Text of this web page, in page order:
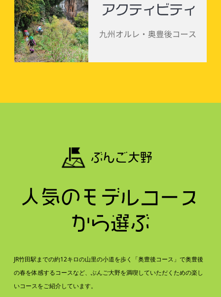
JR竹田駅までの約12キロの山里の小道を歩く「奥豊後コース」で奥豊後
の春を体感するコースなど、ぶんご大野を満喫していただくための楽し
いコースをご紹介しています。